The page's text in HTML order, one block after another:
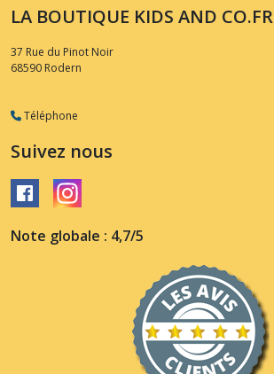
LA BOUTIQUE KIDS AND CO.FR
37 Rue du Pinot Noir
68590 Rodern
Téléphone
Suivez nous
Note globale : 4,7/5